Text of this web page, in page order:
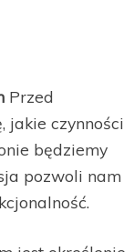
Przed
jakie czynności
będziemy
pozwoli nam